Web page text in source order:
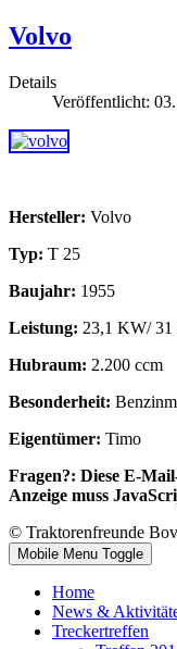
Volvo
Details
Veröffentlicht:
Hersteller: Volvo
Typ: T 25
Baujahr: 1955
Leistung: 23,1 KW/ 31
Hubraum: 2.200 ccm
Besonderheit:
Eigentümer: Timo
Fragen?: Diese E-
Anzeige muss
© Traktorenfreunde
Mobile Menu Toggle
Home
News &
Treckertreffen